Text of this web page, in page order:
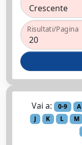
Risultati/Pagina
Vai a: 0-9 A
J
K L M